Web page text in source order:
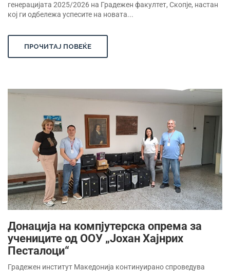
генерацијата 2025/2026 на Градежен факултет, Скопје, настан
кој ги одбележа успесите на новата...
ПРОЧИТАЈ ПОВЕЌЕ
Донација на компјутерска опрема за
учениците од ООУ „Јохан Хајнрих
Песталоци“
Градежен институт Македонија континуирано спроведува